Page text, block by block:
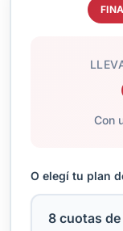
Con
O elegí tu plan